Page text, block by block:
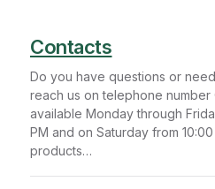
Contacts
Do you have questions or
reach us on telephone number
available Monday through
PM and on Saturday from
products…